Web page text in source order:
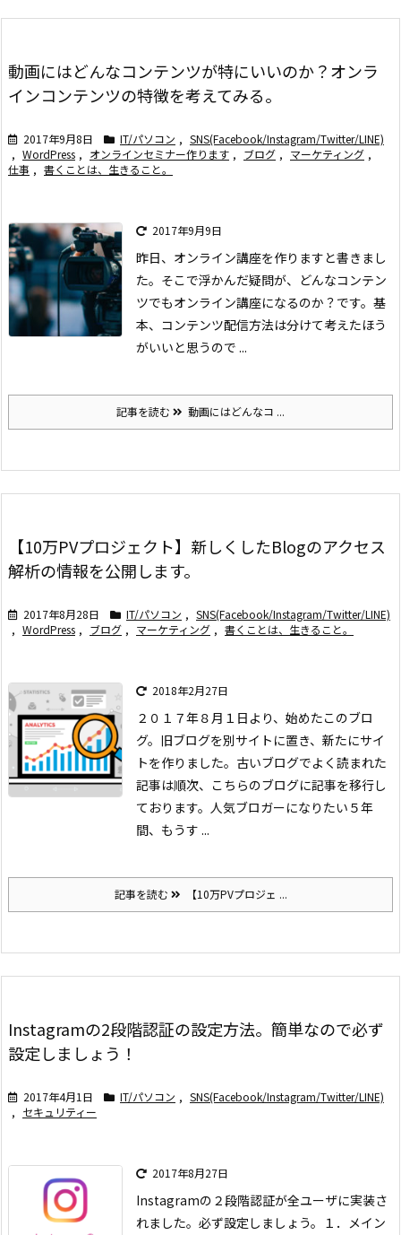
動画にはどんなコンテンツが特にいいのか？オンラ
インコンテンツの特徴を考えてみる。
2017年9月8日 IT/パソコン , SNS(Facebook/Instagram/Twitter/LINE)
, WordPress , オンラインセミナー作ります , ブログ , マーケティング ,
仕事 , 書くことは、生きること。
2017年9月9日
昨日、オンライン講座を作りますと書きまし
た。 そこで浮かんだ疑問が、どんなコンテン
ツでもオンライン講座になるのか？です。 基
本、 コンテンツ配信方法は分けて考えたほう
がいいと思うので ...
記事を読む 動画にはどんなコ ...
【10万PVプロジェクト】新しくしたBlogのアクセス
解析の情報を公開します。
2017年8月28日 IT/パソコン , SNS(Facebook/Instagram/Twitter/LINE)
, WordPress , ブログ , マーケティング , 書くことは、生きること。
2018年2月27日
２０１７年８月１日より、始めたこのブロ
グ。旧ブログを別サイトに置き、新たにサイ
トを作りました。 古いブログでよく読まれた
記事は順次、こちらのブログに記事を移行し
ております。 人気ブロガーになりたい ５年
間、もうす ...
記事を読む 【10万PVプロジェ ...
Instagramの2段階認証の設定方法。簡単なので必ず
設定しましょう！
2017年4月1日 IT/パソコン , SNS(Facebook/Instagram/Twitter/LINE)
, セキュリティー
2017年8月27日
Instagramの２段階認証が全ユーザに実装さ
れました。必ず設定しましょう。 １．メイン